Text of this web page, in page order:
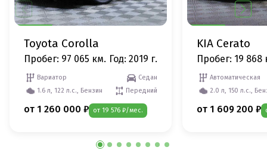
Toyota Corolla
Пробег: 97 065 км. Год: 2019 г.
Вариатор
Седан
1.6 л, 122 л.с., Бензин
Передний
от 1 260 000 ₽ от 19 576 ₽/мес.
KIA Cerato
Пробег: 19 868
Автоматическая
2.0 л, 150 л.с.,
от 1 609 200 ₽